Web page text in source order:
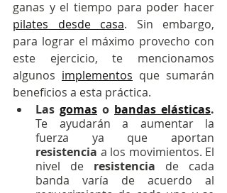
pilates desde casa. Sin embargo,
para lograr el máximo provecho con
este ejercicio, te mencionamos
algunos implementos que sumarán
beneficios a esta práctica.
Las gomas o bandas elásticas.
Te ayudarán a aumentar la
resistencia a los movimientos. El
nivel de resistencia de cada
banda varía de acuerdo al